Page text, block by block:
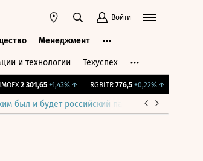
Войти
Менеджмент
и технологии Техуспех
2 301,65 +1,43%↑ RGBITR 776,5 +0,22%↑
был и будет российский парламент